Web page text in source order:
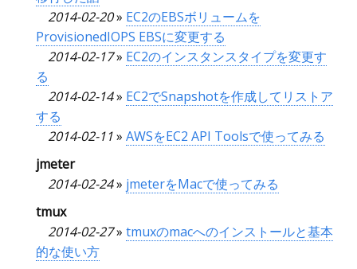
2014-02-20» EC2のEBSボリュームを
ProvisionedIOPS EBSに変更する
2014-02-17» EC2のインスタンスタイプを変更す
る
2014-02-14» EC2でSnapshotを作成してリストア
する
2014-02-11» AWSをEC2 API Toolsで使ってみる
jmeter
2014-02-24» jmeterをMacで使ってみる
tmux
2014-02-27» tmuxのmacへのインストールと基本
的な使い方